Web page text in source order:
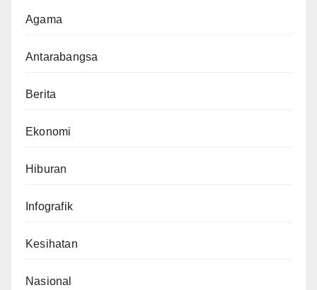
Agama
Antarabangsa
Berita
Ekonomi
Hiburan
Infografik
Kesihatan
Nasional